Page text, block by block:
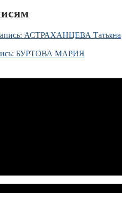
АСТРАХАНЦЕВА Татьяна
БУРТОВА МАРИЯ